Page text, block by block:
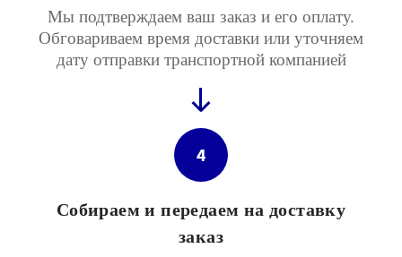
Мы подтверждаем ваш заказ и его оплату.
Обговариваем время доставки или уточняем
дату отправки транспортной компанией
4
Собираем и передаем на доставку
заказ